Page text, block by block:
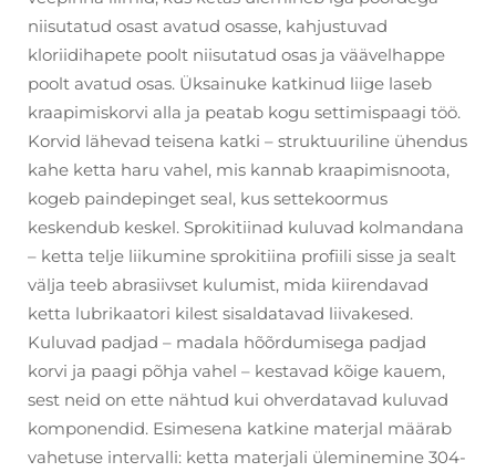
niisutatud osast avatud osasse, kahjustuvad
kloriidihapete poolt niisutatud osas ja väävelhappe
poolt avatud osas. Üksainuke katkinud liige laseb
kraapimiskorvi alla ja peatab kogu settimispaagi töö.
Korvid lähevad teisena katki – struktuuriline ühendus
kahe ketta haru vahel, mis kannab kraapimisnoota,
kogeb paindepinget seal, kus settekoormus
keskendub keskel. Sprokitiinad kuluvad kolmandana
– ketta telje liikumine sprokitiina profiili sisse ja sealt
välja teeb abrasiivset kulumist, mida kiirendavad
ketta lubrikaatori kilest sisaldatavad liivakesed.
Kuluvad padjad – madala hõõrdumisega padjad
korvi ja paagi põhja vahel – kestavad kõige kauem,
sest neid on ette nähtud kui ohverdatavad kuluvad
komponendid. Esimesena katkine materjal määrab
vahetuse intervalli: ketta materjali üleminemine 304-